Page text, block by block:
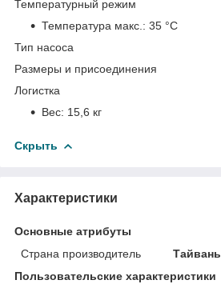
Температурный режим
Температура макс.: 35 °С
Тип насоса
Размеры и присоединения
Логистка
Вес: 15,6 кг
Скрыть
Характеристики
Основные атрибуты
Страна производитель
Тайвань
Пользовательские характеристики